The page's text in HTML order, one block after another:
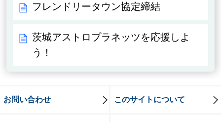
フレンドリータウン協定締結
茨城アストロプラネッツを応援しよ
う！
お問い合わせ このサイトについて